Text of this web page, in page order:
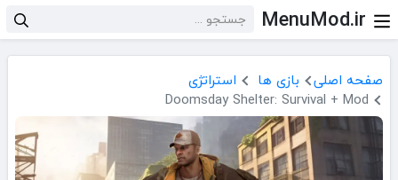
MenuMod.ir
صفحه اصلی بازی ها
استراتژی
Doomsday Shelter: Survival + Mod